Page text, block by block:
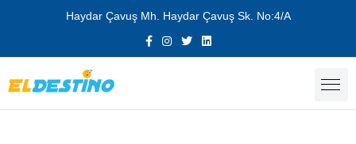
Haydar Çavuş Mh. Haydar Çavuş Sk. No:4/A